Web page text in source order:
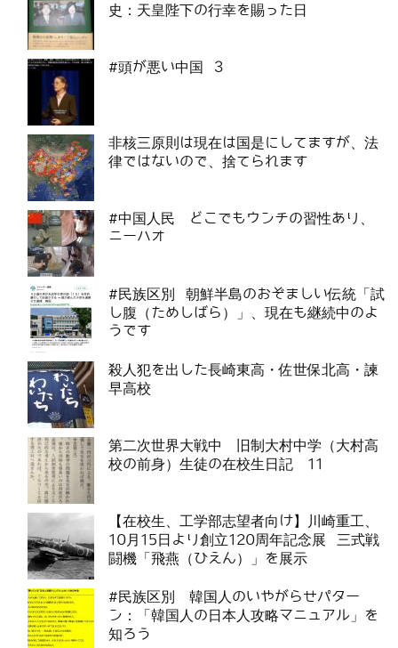
史：天皇陛下の行幸を賜った日
#頭が悪い中国 3
非核三原則は現在は国是にしてますが、法
律ではないので、捨てられます
#中国人民 どこでもウンチの習性あり、
ニーハオ
#民族区別 朝鮮半島のおぞましい伝統「試
し腹（ためしばら）」、現在も継続中のよ
うです
殺人犯を出した長崎東高・佐世保北高・諫
早高校
第二次世界大戦中 旧制大村中学（大村高
校の前身）生徒の在校生日記 11
【在校生、工学部志望者向け】川崎重工、
10月15日より創立120周年記念展 三式戦
闘機「飛燕（ひえん）」を展示
#民族区別 韓国人のいやがらせパター
ン：「韓国人の日本人攻略マニュアル」を
知ろう